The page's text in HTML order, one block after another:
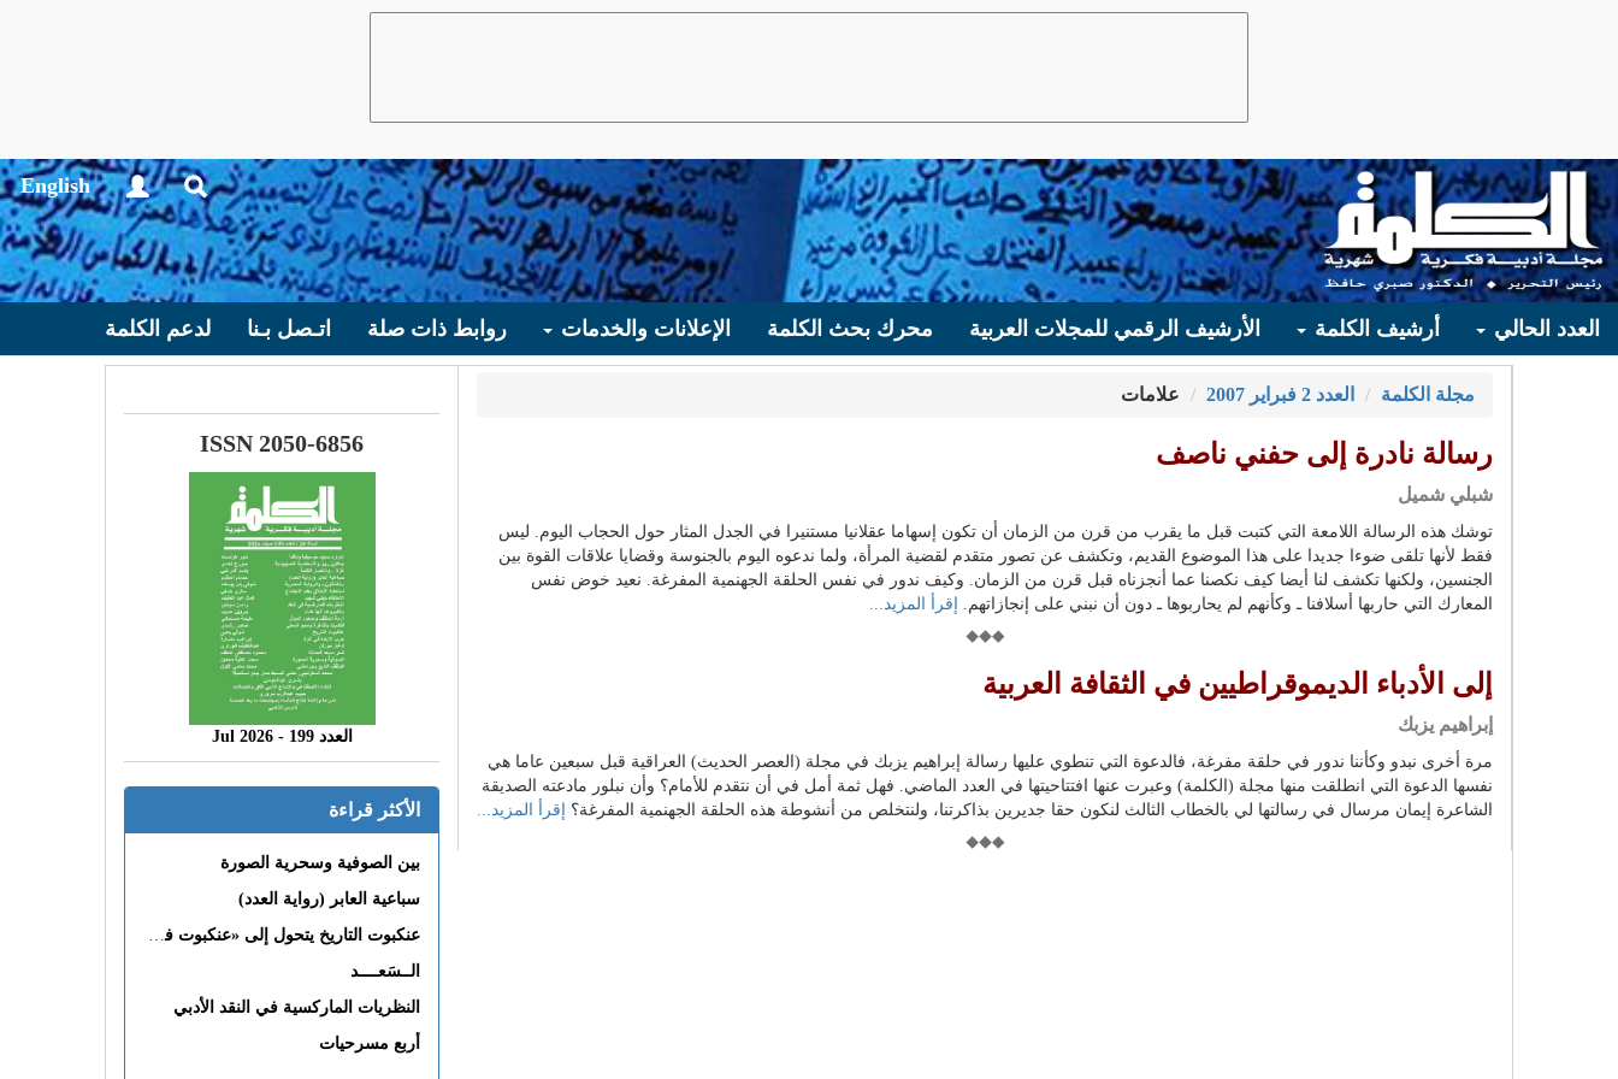
English
العدد الحالي أرشيف الكلمة الأرشيف الرقمي للمجلات العربية محرك بحث الكلمة الإعلانات والخدمات روابط ذات صلة اتـصل بـنا لدعم الكلمة
مجلة الكلمة العدد 2 فبراير 2007 علامات
رسالة نادرة إلى حفني ناصف
شبلي شميل
توشك هذه الرسالة اللامعة التي كتبت قبل ما يقرب من قرن من الزمان أن تكون إسهاما عقلانيا مستنيرا في الجدل المثار حول الحجاب اليوم. ليس
فقط لأنها تلقى ضوءا جديدا على هذا الموضوع القديم، وتكشف عن تصور متقدم لقضية المرأة، ولما ندعوه اليوم بالجنوسة وقضايا علاقات القوة بين
الجنسين، ولكنها تكشف لنا أيضا كيف نكصنا عما أنجزناه قبل قرن من الزمان. وكيف ندور في نفس الحلقة الجهنمية المفرغة. نعيد خوض نفس
المعارك التي حاربها أسلافنا ـ وكأنهم لم يحاربوها ـ دون أن نبني على إنجازاتهم.
إقرأ المزيد...
إلى الأدباء الديموقراطيين في الثقافة العربية
إبراهيم يزبك
مرة أخرى نبدو وكأننا ندور في حلقة مفرغة، فالدعوة التي تنطوي عليها رسالة إبراهيم يزبك في مجلة (العصر الحديث) العراقية قبل سبعين عاما هي
نفسها الدعوة التي انطلقت منها مجلة (الكلمة) وعبرت عنها افتتاحيتها في العدد الماضي. فهل ثمة أمل في أن نتقدم للأمام؟ وأن نبلور مادعته الصديقة
الشاعرة إيمان مرسال في رسالتها لي بالخطاب الثالث لنكون حقا جديرين بذاكرتنا، ولنتخلص من أنشوطة هذه الحلقة الجهنمية المفرغة؟
إقرأ المزيد...
ISSN 2050-6856
العدد 199 - 2026 Jul
الأكثر قراءة
بين الصوفية وسحرية الصورة
سباعية العابر (رواية العدد)
عنكبوت التاريخ يتحول إلى «عنكبوت فى القلب»
الــسَعــــد
النظريات الماركسية في النقد الأدبي
أربع مسرحيات